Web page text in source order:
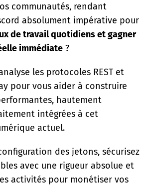
communautés, rendant
absolument impérative pour
de travail quotidiens et gagner
immédiate ?
les protocoles REST et
pour vous aider à construire
hautement
intégrées à cet
actuel.
des jetons, sécurisez
avec une rigueur absolue et
activités pour monétiser vos